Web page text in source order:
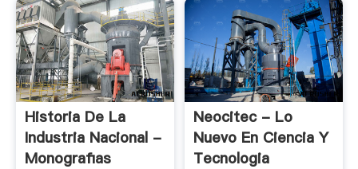
Historia De La
Industria Nacional -
Monografias
Neocitec - Lo
Nuevo En Ciencia Y
Tecnologia